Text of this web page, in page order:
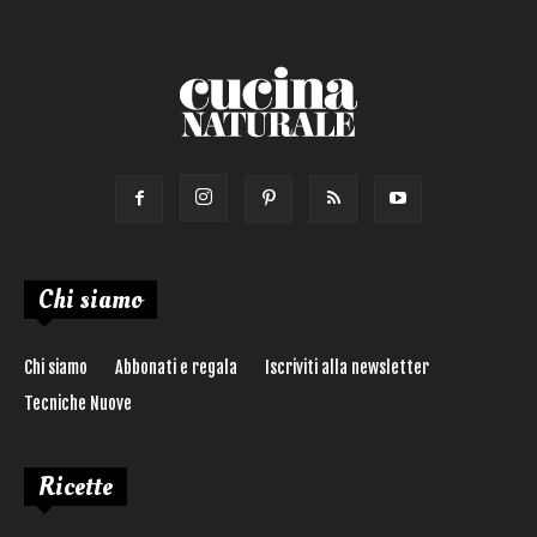
Chi siamo
Chi siamo Abbonati e regala
Iscriviti alla newsletter
Tecniche Nuove
Ricette